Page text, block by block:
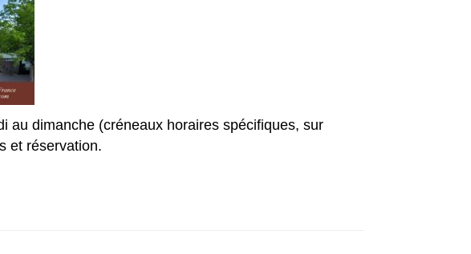
au dimanche (créneaux horaires spécifiques, sur
et réservation.